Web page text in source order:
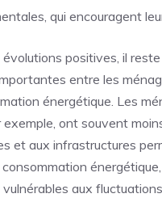
qui encouragent
positives, il
entre les
énergétique. Les
exemple, ont souvent
et aux infrastructures
consommation
vulnérables aux